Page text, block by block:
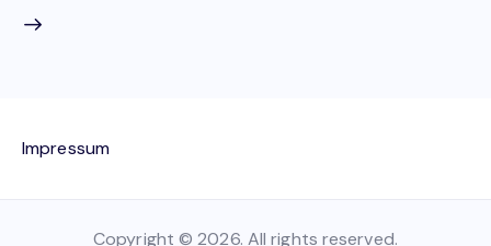
Impressum
Copyright © 2026. All rights reserved.